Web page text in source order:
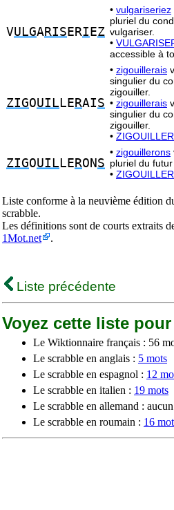
VULGARIS ERI EZ
• vulgariseriez
pluriel du
vulgariser.
•
accessible à
ZIGOUIL LE RAIS
• zigouillerais
singulier du
zigouiller.
• zigouillerais
singulier du
zigouiller.
• ZIGOUILLER
ZIGOUIL LE RON S
• zigouillerons
pluriel du
• ZIGOUILLER
Liste conforme à la neuvième édition
scrabble.
Les définitions sont de courts extraits
1Mot.net
.
Liste précédente
Voyez cette liste pour
Le Wiktionnaire français : 56
Le scrabble en anglais : 5 mots
Le scrabble en espagnol : 12
Le scrabble en italien : 19 mots
Le scrabble en allemand :
Le scrabble en roumain : 16